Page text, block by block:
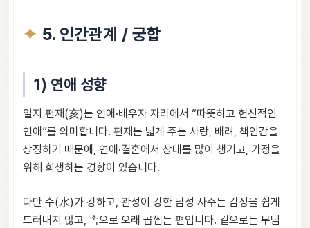
5. 인간관계 / 궁합
1) 연애 성향
일지 편재(亥)는 연애·배우자 자리에서 “따뜻하고 헌신적인
연애”를 의미합니다. 편재는 넓게 주는 사랑, 배려, 책임감을
상징하기 때문에, 연애·결혼에서 상대를 많이 챙기고, 가정을
위해 희생하는 경향이 있습니다.
다만 수(水)가 강하고, 관성이 강한 남성 사주는 감정을 쉽게
드러내지 않고, 속으로 오래 곱씹는 편입니다. 겉으로는 무덤